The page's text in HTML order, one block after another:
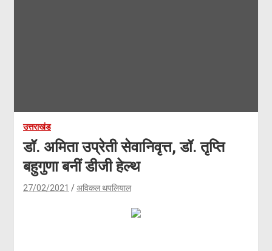
उत्तराखंड
डॉ. अमिता उप्रेती सेवानिवृत्त, डॉ. तृप्ति
बहुगुणा बनीं डीजी हेल्थ
27/02/2021 अविकल थपलियाल